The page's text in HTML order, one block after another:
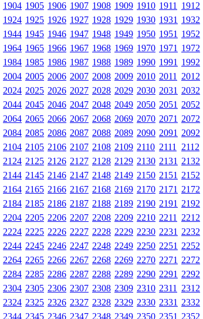
1904 1905 1906 1907 1908 1909 1910 1911 1912
1924 1925 1926 1927 1928 1929 1930 1931 1932
1944 1945 1946 1947 1948 1949 1950 1951 1952
1964 1965 1966 1967 1968 1969 1970 1971 1972
1984 1985 1986 1987 1988 1989 1990 1991 1992
2004 2005 2006 2007 2008 2009 2010 2011 2012
2024 2025 2026 2027 2028 2029 2030 2031 2032
2044 2045 2046 2047 2048 2049 2050 2051 2052
2064 2065 2066 2067 2068 2069 2070 2071 2072
2084 2085 2086 2087 2088 2089 2090 2091 2092
2104 2105 2106 2107 2108 2109 2110 2111 2112
2124 2125 2126 2127 2128 2129 2130 2131 2132
2144 2145 2146 2147 2148 2149 2150 2151 2152
2164 2165 2166 2167 2168 2169 2170 2171 2172
2184 2185 2186 2187 2188 2189 2190 2191 2192
2204 2205 2206 2207 2208 2209 2210 2211 2212
2224 2225 2226 2227 2228 2229 2230 2231 2232
2244 2245 2246 2247 2248 2249 2250 2251 2252
2264 2265 2266 2267 2268 2269 2270 2271 2272
2284 2285 2286 2287 2288 2289 2290 2291 2292
2304 2305 2306 2307 2308 2309 2310 2311 2312
2324 2325 2326 2327 2328 2329 2330 2331 2332
2344 2345 2346 2347 2348 2349 2350 2351 2352